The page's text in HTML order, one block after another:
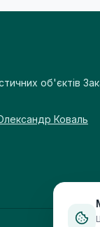
об'єктів
Коваль